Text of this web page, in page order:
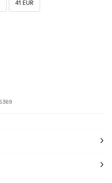
41 EUR